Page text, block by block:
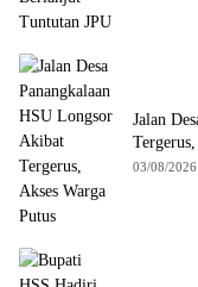
Jalan
03/08/2026